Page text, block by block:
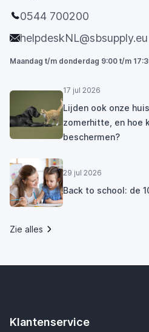
0544 700200
helpdeskNL@sbsupply.eu
Maandag t/m donderdag 9:00 t/m
17 jul 2026
Lijden ook onze
zomerhitte, en hoe
beschermen?
29 jul 2026
Back to school: de
Zie alles
Klantenservice